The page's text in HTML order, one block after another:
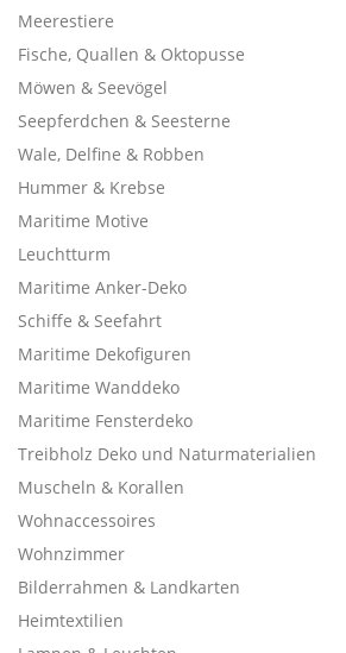
Meerestiere
Fische, Quallen & Oktopusse
Möwen & Seevögel
Seepferdchen & Seesterne
Wale, Delfine & Robben
Hummer & Krebse
Maritime Motive
Leuchtturm
Maritime Anker-Deko
Schiffe & Seefahrt
Maritime Dekofiguren
Maritime Wanddeko
Maritime Fensterdeko
Treibholz Deko und Naturmaterialien
Muscheln & Korallen
Wohnaccessoires
Wohnzimmer
Bilderrahmen & Landkarten
Heimtextilien